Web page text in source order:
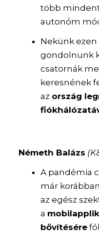
több
autonóm
Nekünk ezen
gondolnunk
csatornák
keresnének
az ország
Németh Balázs
A pandémia
már
az egész
a
bővítésére